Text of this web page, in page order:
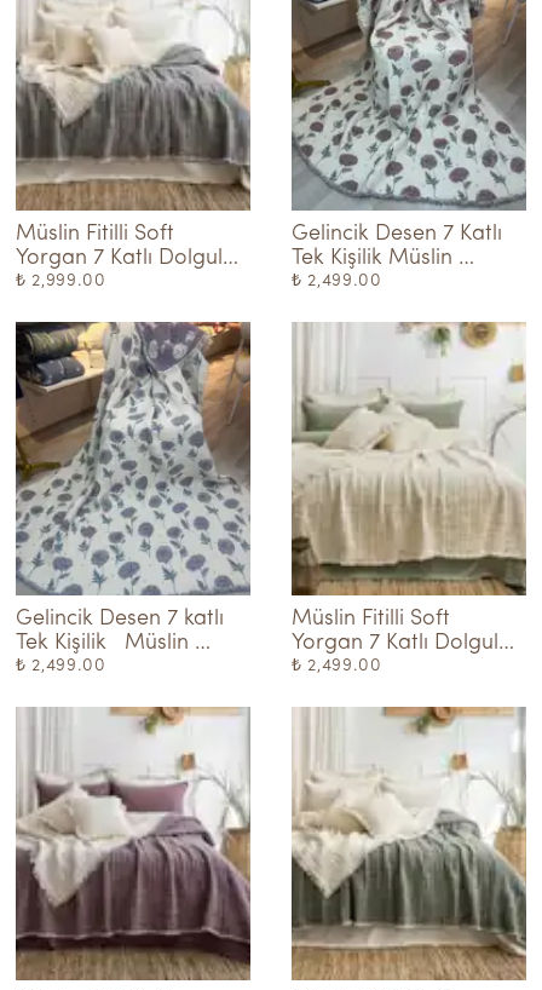
Müslin Fitilli Soft
Yorgan 7 Katlı Dolgulu
Gri
₺ 2,999.00
Gelincik Desen 7 Katlı
Tek Kişilik Müslin
Yorgan Kremit
₺ 2,499.00
Gelincik Desen 7 katlı
Tek Kişilik   Müslin
Yorgan Mor
₺ 2,499.00
Müslin Fitilli Soft
Yorgan 7 Katlı Dolgulu
Natural
₺ 2,499.00